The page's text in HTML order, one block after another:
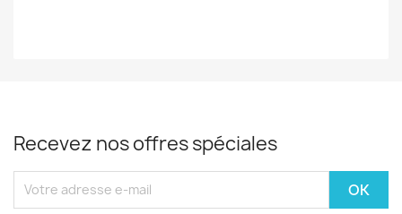
Recevez nos offres spéciales